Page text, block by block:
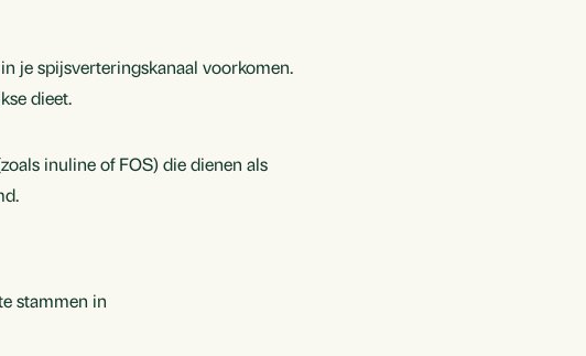
je spijsverteringskanaal voorkomen.
dieet.
inuline of FOS) die dienen als
stammen in